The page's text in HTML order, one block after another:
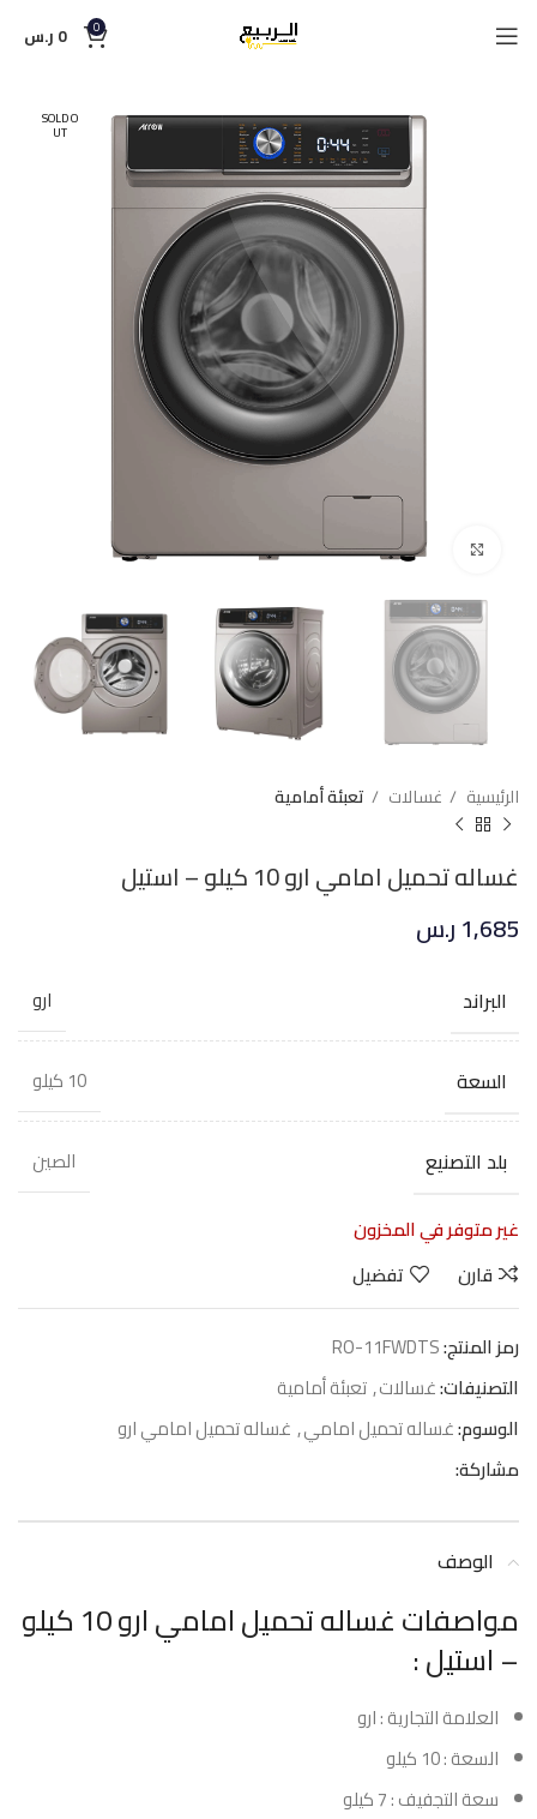
0
0 ر.س
SOLD O
UT
Click to enlarge
الرئيسية غسالات تعبئة أمامية
غساله تحميل امامي ارو 10 كيلو – استيل
1,685ر.س
البراند ارو
السعة 10 كيلو
بلد التصنيع
الصين
غير متوفر في المخزون
قارن
تفضيل
رمز المنتج:RO-11FWDTS
التصنيفات:غسالات,تعبئة أمامية
الوسوم:غساله تحميل امامي, غساله تحميل امامي ارو
مشاركة:
الوصف
مواصفات غساله تحميل امامي ارو 10 كيلو
– استيل :
العلامة التجارية : ارو
السعة : 10 كيلو
سعة التجفيف : 7 كيلو